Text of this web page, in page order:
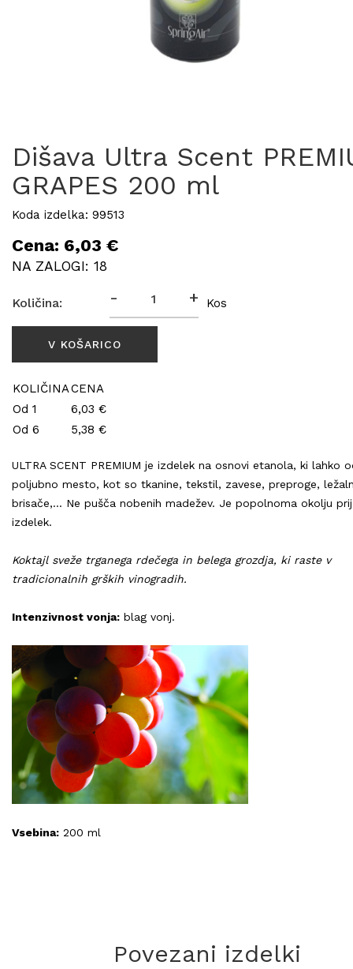
Dišava Ultra Scent
GRAPES 200 ml
Koda izdelka: 99513
Cena: 6,03 €
NA ZALOGI: 18
Količina: - + Kos
KOLIČINACENA
Od 1
6,03 €
Od 6
5,38 €
ULTRA SCENT PREMIUM je izdelek na osnovi etanola, ki lahko
poljubno mesto, kot so tkanine, tekstil, zavese, preproge,
brisače,... Ne pušča nobenih madežev. Je popolnoma okolju
izdelek.
Koktajl sveže trganega rdečega in belega grozdja, ki raste v
tradicionalnih grških vinogradih.
Intenzivnost vonja: blag vonj.
Vsebina: 200 ml
Povezani izdelki